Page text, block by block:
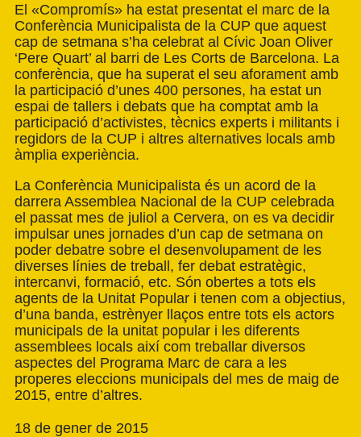
El «Compromís» ha estat presentat el marc de la
Conferència Municipalista de la CUP que aquest
cap de setmana s’ha celebrat al Cívic Joan Oliver
‘Pere Quart’ al barri de Les Corts de Barcelona. La
conferència, que ha superat el seu aforament amb
la participació d’unes 400 persones, ha estat un
espai de tallers i debats que ha comptat amb la
participació d’activistes, tècnics experts i militants i
regidors de la CUP i altres alternatives locals amb
àmplia experiència.
La Conferència Municipalista és un acord de la
darrera Assemblea Nacional de la CUP celebrada
el passat mes de juliol a Cervera, on es va decidir
impulsar unes jornades d’un cap de setmana on
poder debatre sobre el desenvolupament de les
diverses línies de treball, fer debat estratègic,
intercanvi, formació, etc. Són obertes a tots els
agents de la Unitat Popular i tenen com a objectius,
d’una banda, estrènyer llaços entre tots els actors
municipals de la unitat popular i les diferents
assemblees locals així com treballar diversos
aspectes del Programa Marc de cara a les
properes eleccions municipals del mes de maig de
2015, entre d’altres.
18 de gener de 2015